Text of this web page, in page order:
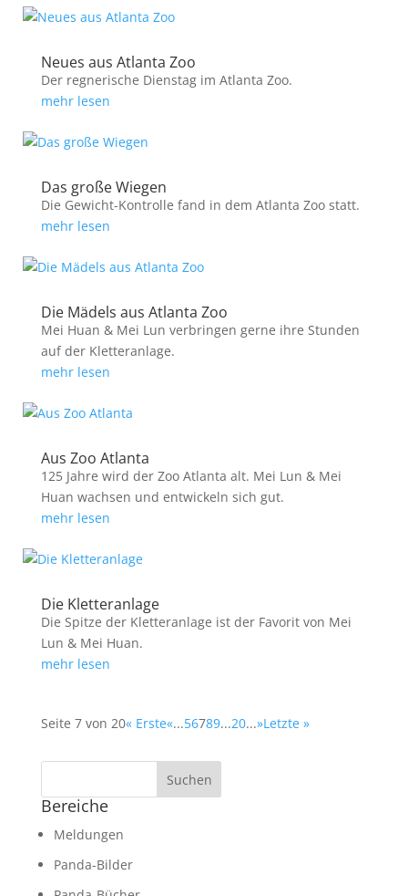
Neues aus Atlanta Zoo
Der regnerische Dienstag im Atlanta Zoo.
mehr lesen
Das große Wiegen
Die Gewicht-Kontrolle fand in dem Atlanta Zoo statt.
mehr lesen
Die Mädels aus Atlanta Zoo
Mei Huan & Mei Lun verbringen gerne ihre Stunden
auf der Kletteranlage.
mehr lesen
Aus Zoo Atlanta
125 Jahre wird der Zoo Atlanta alt. Mei Lun & Mei
Huan wachsen und entwickeln sich gut.
mehr lesen
Die Kletteranlage
Die Spitze der Kletteranlage ist der Favorit von Mei
Lun & Mei Huan.
mehr lesen
Seite 7 von 20« Erste«...56789...20...»Letzte »
Bereiche
Meldungen
Panda-Bilder